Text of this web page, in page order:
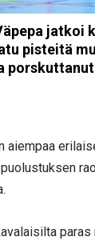
jatkoi
pisteitä
aiempaa